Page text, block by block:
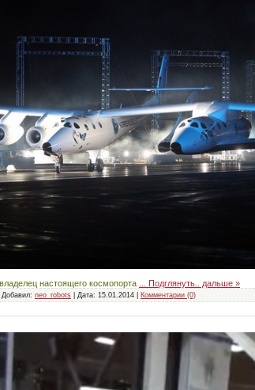
настоящего космопорта Подглянуть.. дальше »
Добавил: neo_robots Дата: 15.01.2014 Комментарии (0)